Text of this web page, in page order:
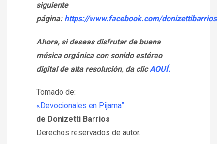
siguiente
página: https://www.facebook.com/donizettibarrios
Ahora, si deseas disfrutar de buena
música orgánica con sonido estéreo
digital de alta resolución, da clicAQUÍ.
Tomado de:
«Devocionales en Pijama”
de Donizetti Barrios
Derechos reservados de autor.